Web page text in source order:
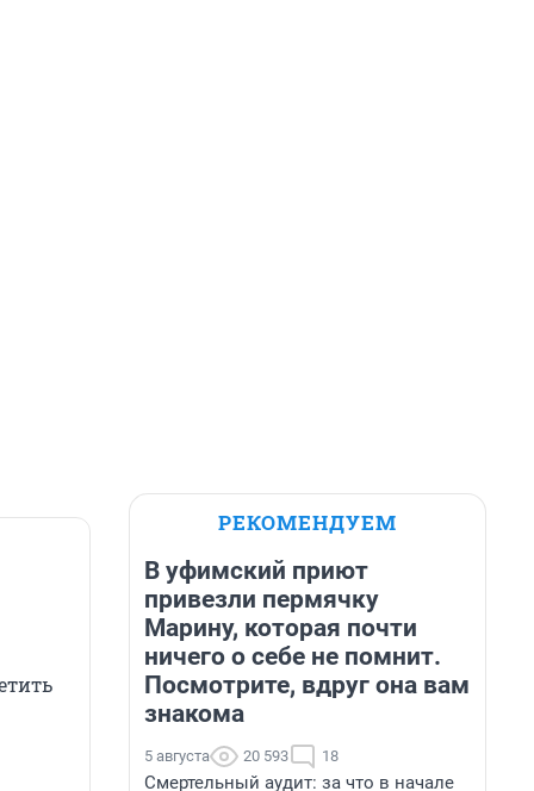
РЕКОМЕНДУЕМ
В уфимский приют
привезли пермячку
Марину, которая почти
ничего о себе не помнит.
Посмотрите, вдруг она вам
знакома
5 августа 20 593 18
Смертельный аудит: за что в начале